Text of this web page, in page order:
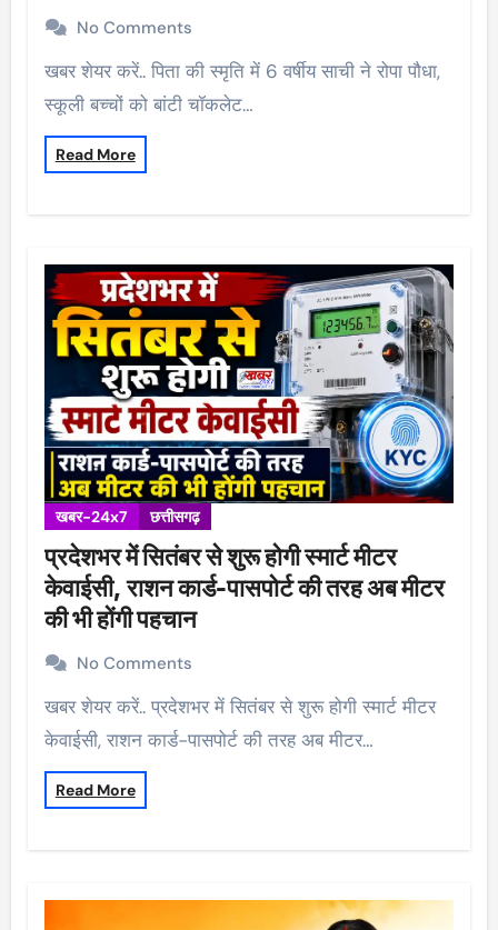
No Comments
खबर शेयर करें.. पिता की स्मृति में 6 वर्षीय साची ने रोपा पौधा,
स्कूली बच्चों को बांटी चॉकलेट…
Read More
खबर-24x7 छत्तीसगढ़
प्रदेशभर में सितंबर से शुरू होगी स्मार्ट मीटर
केवाईसी, राशन कार्ड-पासपोर्ट की तरह अब मीटर
की भी होंगी पहचान
No Comments
खबर शेयर करें.. प्रदेशभर में सितंबर से शुरू होगी स्मार्ट मीटर
केवाईसी, राशन कार्ड-पासपोर्ट की तरह अब मीटर…
Read More